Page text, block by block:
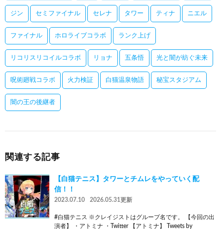
ジン セミファイナル セレナ タワー ティナ ニエル
ファイナル ホロライブコラボ ランク上げ
リコリスリコイルコラボ リョナ 五条悟 光と闇が紡ぐ未来
呪術廻戦コラボ 火力検証 白猫温泉物語 秘宝スタジアム
闇の王の後継者
関連する記事
【白猫テニス】タワーとチムレをやっていく配
信！！
2023.07.10 2026.05.31更新
#白猫テニス ※クレイジストはグループ名です。 【今回の出
演者】 ・アトミナ ・Twitter 【アトミナ】 Tweets by